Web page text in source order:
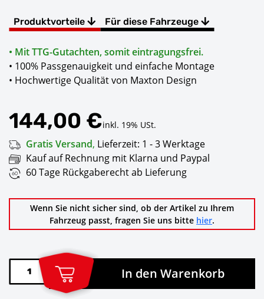
Produktvorteile Für diese Fahrzeuge
• Mit TTG-Gutachten, somit eintragungsfrei.
• 100% Passgenauigkeit und einfache Montage
• Hochwertige Qualität von Maxton Design
144,00 €inkl. 19% USt.
Gratis Versand, Lieferzeit: 1 - 3 Werktage
Kauf auf Rechnung mit Klarna und Paypal
60 Tage Rückgaberecht ab Lieferung
Wenn Sie nicht sicher sind, ob der Artikel zu Ihrem
Fahrzeug passt, fragen Sie uns bitte hier.
In den Warenkorb